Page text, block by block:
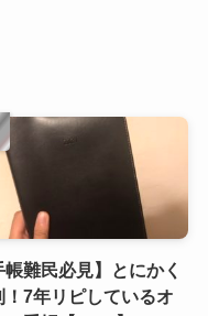
帳難民必見】とにかく
！7年リピしているオ